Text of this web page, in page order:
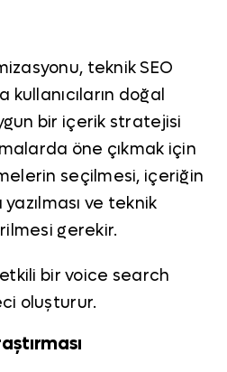
teknik SEO
kullanıcıların doğal
bir içerik stratejisi
öne çıkmak için
seçilmesi, içeriğin
ve teknik
gerekir.
bir voice search
oluşturur.